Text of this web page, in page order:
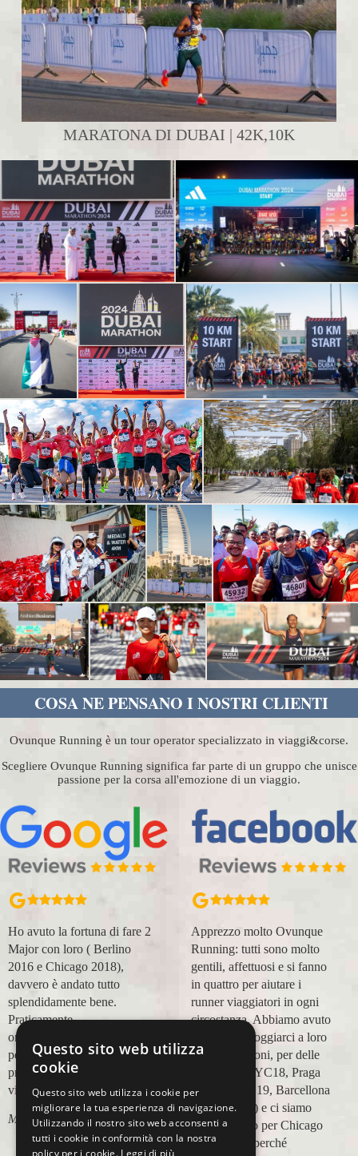
MARATONA DI DUBAI | 42K,10K
COSA NE PENSANO I NOSTRI CLIENTI
Ovunque Running è un tour operator specializzato in viaggi&corse.
Scegliere Ovunque Running significa far parte di un gruppo che unisce
passione per la corsa all'emozione di un viaggio.
Ho avuto la fortuna di fare 2
Major con loro ( Berlino
2016 e Chicago 2018),
davvero è andato tutto
splendidamente bene.
Praticamente
organizzazione
perfetta,dalla
prenotazione,mesi prima,al
viaggio.
Marco Ceseri
Apprezzo molto Ovunque
Running: tutti sono molto
gentili, affettuosi e si fanno
in quattro per aiutare i
runner viaggiatori in ogni
circostanza. Abbiamo avuto
modo di appoggiarci a loro
in più occasioni, per delle
maratone (NYC18, Praga
19, Valencia 19, Barcellona
21, NYC 22) e ci siamo
affidati a loro per Chicago
23 (ottobre) perché
Questo sito web utilizza
cookie
Questo sito web utilizza i cookie per
migliorare la tua esperienza di navigazione.
Utilizzando il nostro sito web acconsenti a
tutti i cookie in conformità con la nostra
policy per i cookie. Leggi di più